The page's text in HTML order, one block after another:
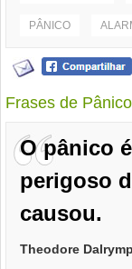
PÂNICO
Frases de Pânico
O pânico
perigoso
causou.
Theodore